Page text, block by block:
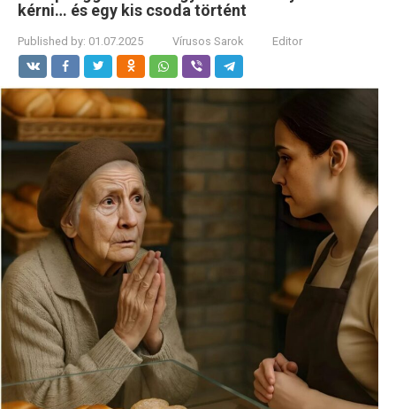
kérni… és egy kis csoda történt
Published by: 01.07.2025 Vírusos Sarok Editor